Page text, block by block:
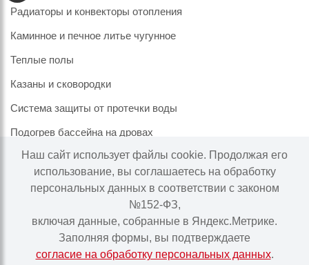
Радиаторы и конвекторы отопления
Каминное и печное литье чугунное
Теплые полы
Казаны и сковородки
Система защиты от протечки воды
Подогрев бассейна на дровах
Информация на сайте не является публичной офертой.
Наличие и цены товара могут меняться, просьба
уточнять у менеджера при подтверждении заказа.
Наш сайт использует файлы cookie. Продолжая его
использование, вы соглашаетесь на обработку
персональных данных в соответствии с законом
№152-ФЗ,
включая данные, собранные в Яндекс.Метрике.
Заполняя формы, вы подтверждаете
согласие на обработку персональных данных.